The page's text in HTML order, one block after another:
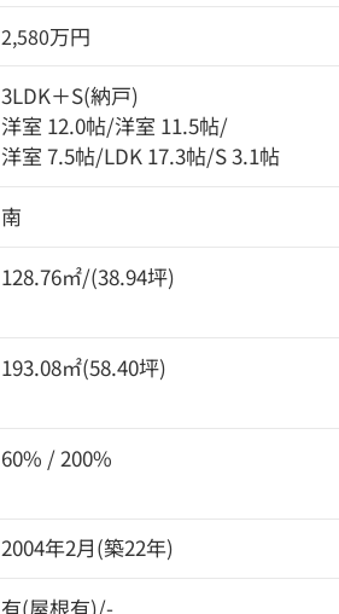
2,580万円
3LDK＋S(納戸)
洋室 12.0帖/洋室 11.5帖/
洋室 7.5帖/LDK 17.3帖/S 3.1帖
南
128.76㎡/(38.94坪)
193.08㎡(58.40坪)
60% / 200%
2004年2月(築22年)